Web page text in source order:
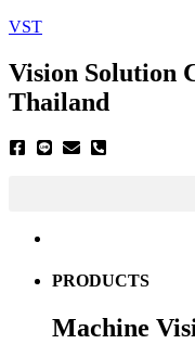
VST
Vision Solution
Thailand
PRODUCTS
Machine